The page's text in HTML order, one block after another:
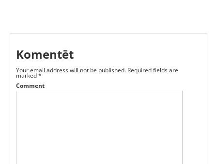
Komentēt
Your email address will not be published. Required fields are
marked*
Comment